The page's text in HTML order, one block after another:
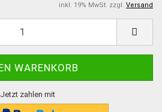
inkl. 19% MwSt. zzgl. Versand
Jetzt zahlen mit